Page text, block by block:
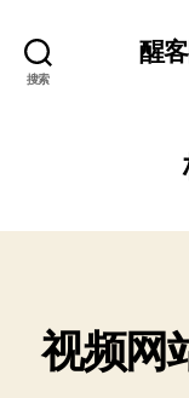
搜索
醒
视频网